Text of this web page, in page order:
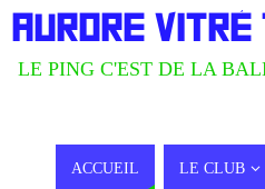
AURORE
LE PING C'EST DE LA
ACCUEIL LE CLUB